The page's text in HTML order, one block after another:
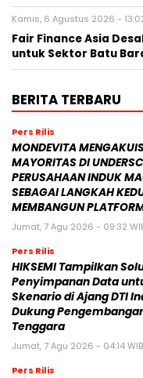
Kamis, 6 Agustus 2026 -
Fair Finance Asia
untuk Sektor Batu
BERITA TERBARU
Pers Rilis
MONDEVITA
MAYORITAS DI
PERUSAHAAN INDUK
SEBAGAI LANGKAH
MEMBANGUN
Jumat, 7 Agu 2026 - 09:32
Pers Rilis
HIKSEMI Tampilkan
Penyimpanan Data
Skenario di Ajang DTI
Dukung
Tenggara
Jumat, 7 Agu 2026 - 04:14 WIB
Pers Rilis